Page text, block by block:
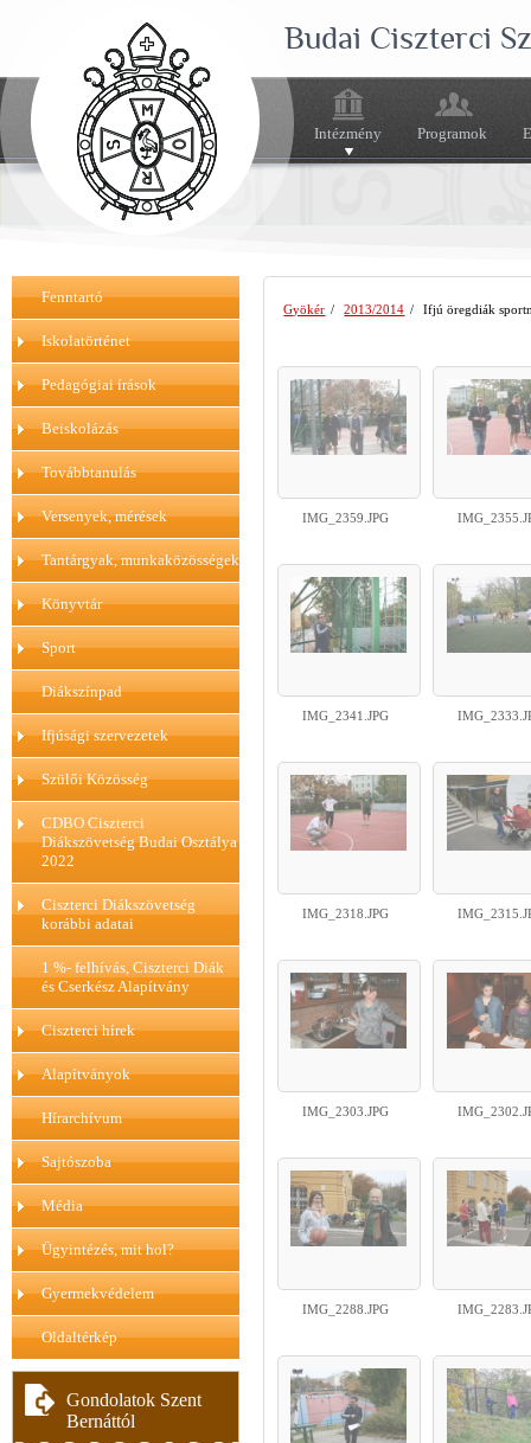
Budai Ciszterci
Intézmény Programok
Fenntartó
Iskolatörténet
Pedagógiai írások
Beiskolázás
Továbbtanulás
Versenyek, mérések
Tantárgyak, munkaközösségek
Könyvtár
Sport
Diákszínpad
Ifjúsági szervezetek
Szülői Közösség
CDBO Ciszterci
Diákszövetség Budai Osztálya
2022
Ciszterci Diákszövetség
korábbi adatai
1 %- felhívás, Ciszterci Diák
és Cserkész Alapítvány
Ciszterci hírek
Alapítványok
Hírarchívum
Sajtószoba
Média
Ügyintézés, mit hol?
Gyermekvédelem
Oldaltérkép
Gondolatok Szent
Bernáttól
Gyökér / 2013/2014 / Ifjú öregdiák
IMG_2359.JPG
IMG_2341.JPG
IMG_2318.JPG
IMG_2303.JPG
IMG_2288.JPG